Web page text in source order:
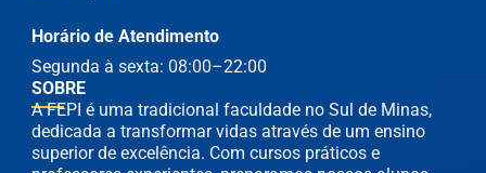
SOBRE
A FEPI é uma tradicional faculdade no Sul de Minas,
dedicada a transformar vidas através de um ensino
superior de excelência. Com cursos práticos e
Horário de Atendimento
Segunda à sexta: 08:00–22:00